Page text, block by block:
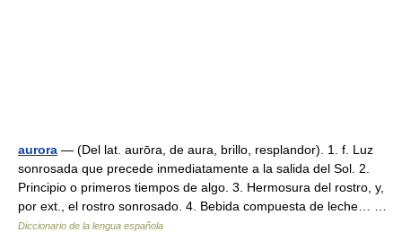
aurora — (Del lat. aurōra, de aura, brillo, resplandor). 1. f. Luz
sonrosada que precede inmediatamente a la salida del Sol. 2.
Principio o primeros tiempos de algo. 3. Hermosura del rostro, y,
por ext., el rostro sonrosado. 4. Bebida compuesta de leche… …
Diccionario de la lengua española